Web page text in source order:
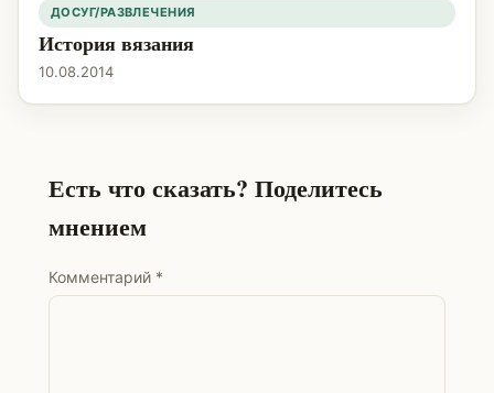
ДОСУГ/РАЗВЛЕЧЕНИЯ
История вязания
10.08.2014
Есть что сказать? Поделитесь
мнением
Комментарий *